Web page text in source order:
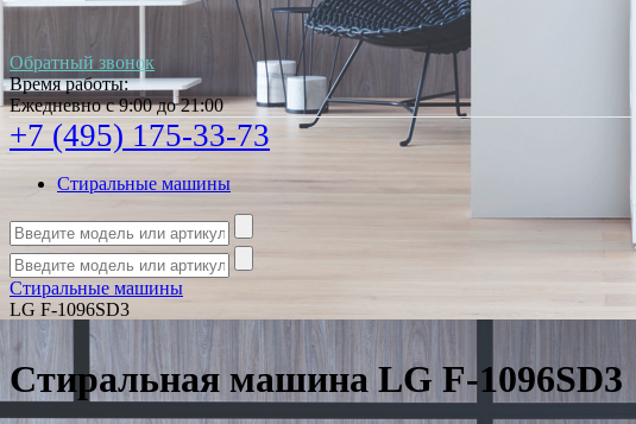
Обратный звонок
Время работы:
Ежедневно с 9:00 до 21:00
+7 (495) 175-33-73
Стиральные машины
Стиральные машины
LG F-1096SD3
Стиральная машина LG F-1096SD3